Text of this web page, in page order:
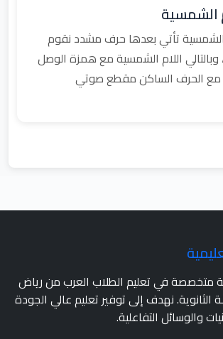
الشمسية
الشمسية تأتي بعدها حرف مشدد نقوم
وبالتالي اللام الشمسية مع همزة الوصل
مع الحرف الساكن مقطع صوتي
متخصصة في تعليم الطلاب العرب من رياض
الثانوية. نهدف إلى توفير تعليم عالي الجودة
والوسائل التفاعلية.